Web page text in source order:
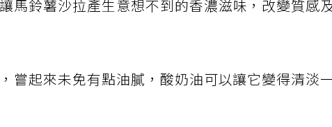
馬鈴薯沙拉產生意想不到的香濃滋味，改變質感
嘗起來未免有點油膩，酸奶油可以讓它變得清淡